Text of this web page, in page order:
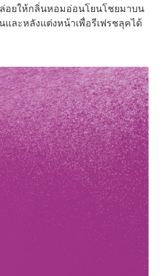
อยให้กลิ่นหอมอ่อนโยนโชยมาบน
ละหลังแต่งหน้าเพื่อรีเฟรชลุคได้